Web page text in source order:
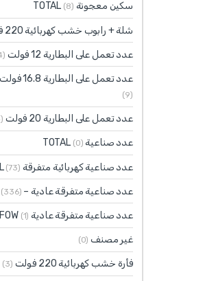
سكين معجونة TOTAL (8)
شلة + رابوب خشب كهربائية 220 فولت
عدد تعمل على البطارية 12 فولت (4)
عدد تعمل على البطارية 16.8 فولت TOTAL
(9)
عدد تعمل على البطارية 20 فولت (4)
عدد صناعية TOTAL (0)
عدد صناعية كهربائية متفرقة TOTAL (73)
عدد صناعية متفرقة عادية – TOTAL (336)
عدد صناعية متفرقة عادية WADFOW (1)
غير مصنف (0)
فأرة خشب كهربائية 220 فولت (3)